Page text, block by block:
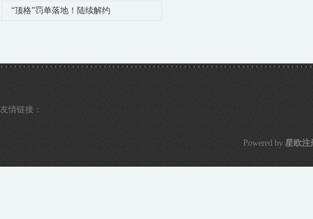
“顶格”罚单落地！陆续解约
友情链接：
Powered by 星欧注